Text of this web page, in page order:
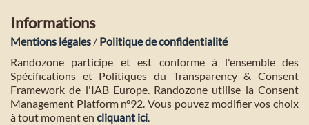
Informations
Mentions légales / Politique de confidentialité
Randozone participe et est conforme à l'ensemble des
Spécifications et Politiques du Transparency & Consent
Framework de l'IAB Europe. Randozone utilise la Consent
Management Platform n°92. Vous pouvez modifier vos choix
à tout moment en cliquant ici.